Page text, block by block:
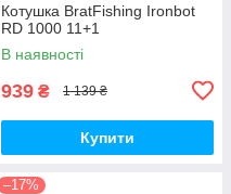
Котушка BratFishing Ironbot
RD 1000 11+1
В наявності
939 ₴ 1 139 ₴
Купити
–17%